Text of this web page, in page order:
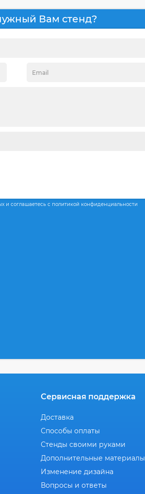
Вам стенд?
и соглашаетесь с политикой конфиденциальности
Сервисная поддержка
Доставка
Способы оплаты
Стенды своими руками
Дополнительные материалы
Изменение дизайна
Вопросы и ответы